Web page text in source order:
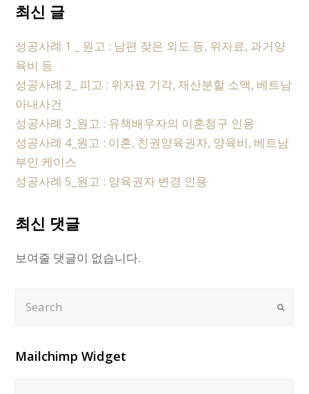
최신 글
성공사례 1 _ 원고 : 남편 잦은 외도 등, 위자료, 과거양
육비 등
성공사례 2_ 피고 : 위자료 기각, 재산분할 소액, 베트남
아내사건
성공사례 3_원고 : 유책배우자의 이혼청구 인용
성공사례 4_원고 : 이혼, 친권양육권자, 양육비, 베트남
부인 케이스
성공사례 5_원고 : 양육권자 변경 인용
최신 댓글
보여줄 댓글이 없습니다.
Submit
Mailchimp Widget